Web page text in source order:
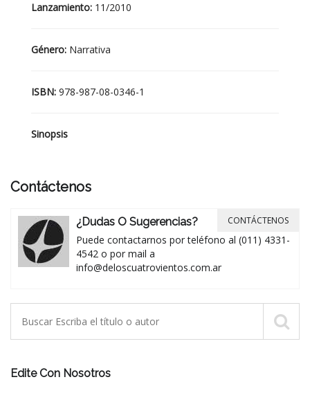
Lanzamiento: 11/2010
Género: Narrativa
ISBN: 978-987-08-0346-1
Sinopsis
Contáctenos
¿Dudas O Sugerencias?
Puede contactarnos por teléfono al (011) 4331-
4542 o por mail a
info@deloscuatrovientos.com.ar
CONTÁCTENOS
Edite Con Nosotros